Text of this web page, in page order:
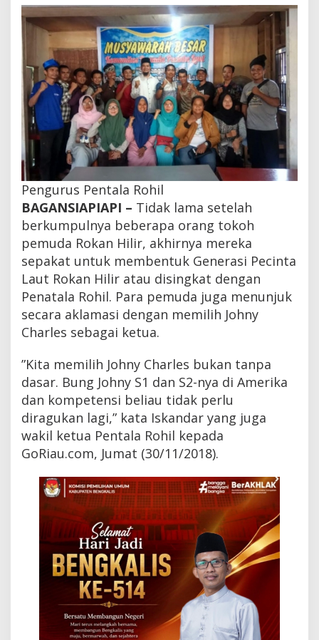
n
n
R
o
h
i
l
,
G
e
n
e
a
s
M
u
d
a
B
n
t
u
k
e
n
t
a
l
R
o
i
l
Pengurus Pentala Rohil
BAGANSIAPIAPI – Tidak lama setelah
berkumpulnya beberapa orang tokoh
pemuda Rokan Hilir, akhirnya mereka
sepakat untuk membentuk Generasi Pecinta
Laut Rokan Hilir atau disingkat dengan
Penatala Rohil. Para pemuda juga menunjuk
secara aklamasi dengan memilih Johny
Charles sebagai ketua.
”Kita memilih Johny Charles bukan tanpa
dasar. Bung Johny S1 dan S2-nya di Amerika
dan kompetensi beliau tidak perlu
diragukan lagi,” kata Iskandar yang juga
wakil ketua Pentala Rohil kepada
GoRiau.com, Jumat (30/11/2018).